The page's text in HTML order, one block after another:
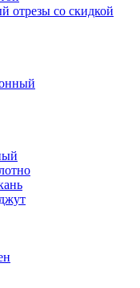
отрезы со скидкой